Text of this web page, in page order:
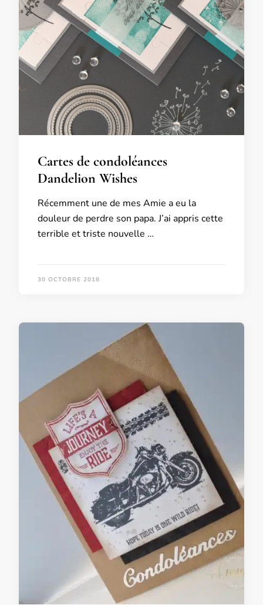
Cartes de condoléances
Dandelion Wishes
Récemment une de mes Amie a eu la
douleur de perdre son papa. J’ai appris cette
terrible et triste nouvelle …
30 OCTOBRE 2018